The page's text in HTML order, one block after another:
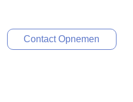
Contact Opnemen